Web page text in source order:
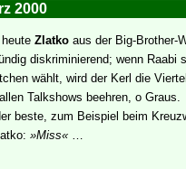
2000
Zlatkoaus der Big-Brother-
diskriminierend; wenn Raabi
wählt, wird der Kerl die
Talkshows beehren, o Graus.
beste, zum Beispiel beim
»Miss«…